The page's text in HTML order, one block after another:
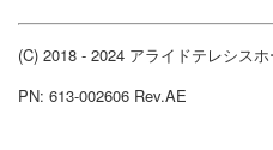
(C) 2018 - 2024 アライドテレシス
PN: 613-002606 Rev.AE